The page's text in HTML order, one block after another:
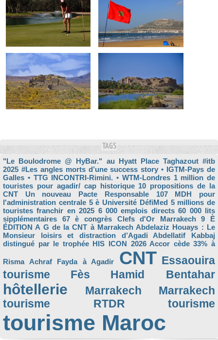
TAGS
"Le Boulodrome @ HyBar." au Hyatt Place Taghazout #itb
2025 #Les angles morts d’une success story • IGTM-Pays de
Galles • TTG INCONTRI-Rimini. • WTM-Londres 1 million de
touristes pour agadir/ cap historique 10 propositions de la
CNT Un nouveau Pacte Responsable
107 MDH pour
l'administration centrale 5 è Université DéfiMed 5 millions de
touristes franchir en 2025 6 000 emplois directs 60 000 lits
sipplémentaires
67 è congrès Clefs d'Or Marrakech
9 È
ÉDITION A G de la CNT à Marrakech Abdelaziz Houays : Le
Monsieur loisirs et distraction d’Agadi
Abdellatif Kabbaj
distingué par le trophée HIS ICON 2026 Accor cède 33% à
Risma Achraf Fayda à Agadir CNT Essaouira
tourisme
Fès Hamid Bentahar
hôtellerie Marrakech
Marrakech
tourisme
RTDR tourisme
tourisme Maroc